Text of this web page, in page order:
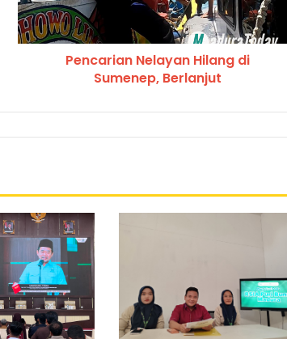
Pencarian Nelayan Hilang di
Sumenep, Berlanjut